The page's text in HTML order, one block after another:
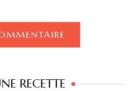
RECETTE